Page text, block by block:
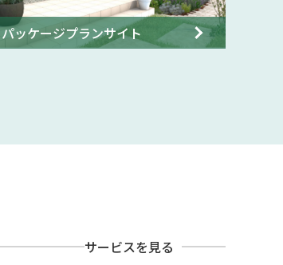
パッケージプランサイト
サービスを見る